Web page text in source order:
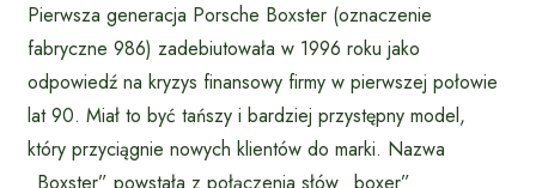
Pierwsza generacja Porsche Boxster (oznaczenie
fabryczne 986) zadebiutowała w 1996 roku jako
odpowiedź na kryzys finansowy firmy w pierwszej połowie
lat 90. Miał to być tańszy i bardziej przystępny model,
który przyciągnie nowych klientów do marki. Nazwa